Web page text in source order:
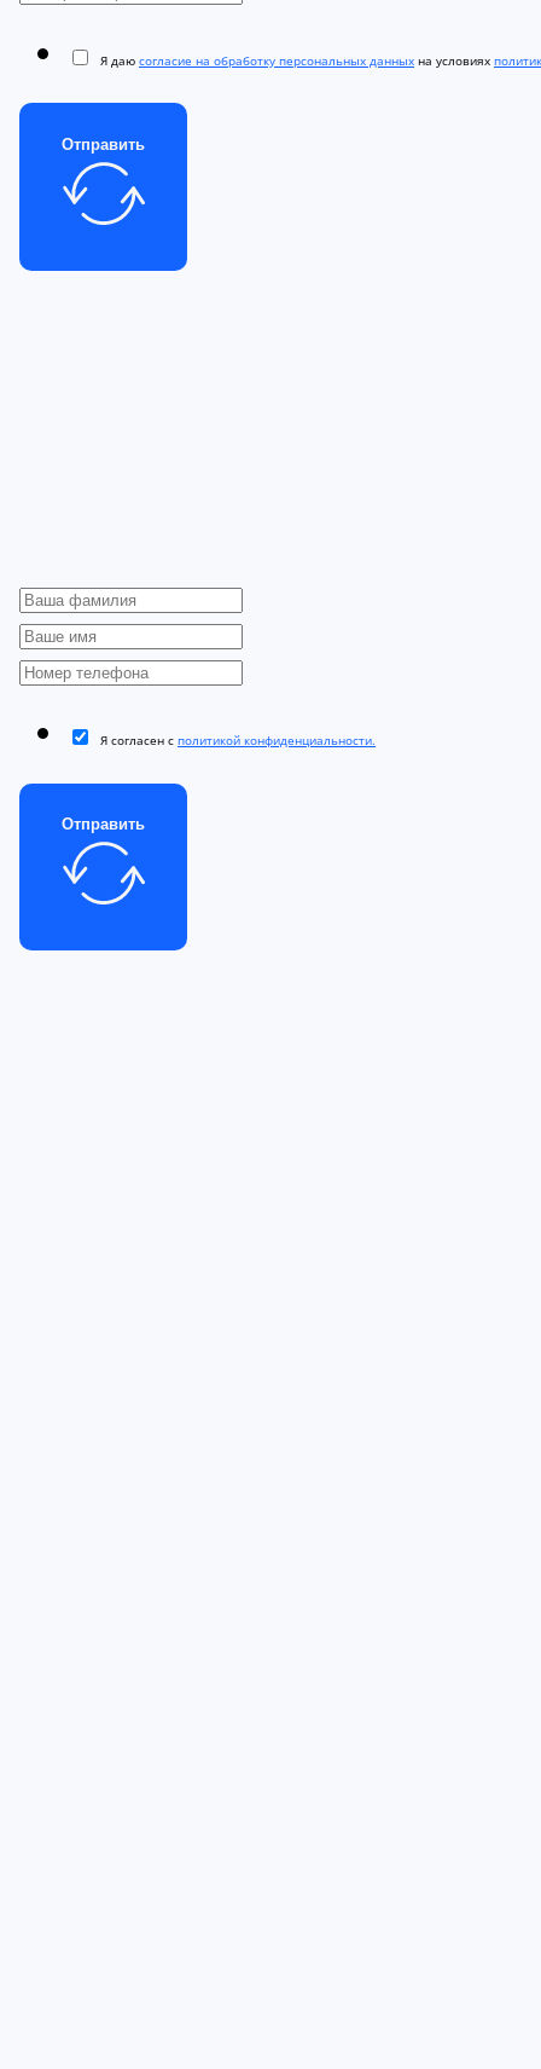
Я даю согласие на обработку персональных данных на условиях
Отправить
Я согласен с политикой конфиденциальности.
Отправить